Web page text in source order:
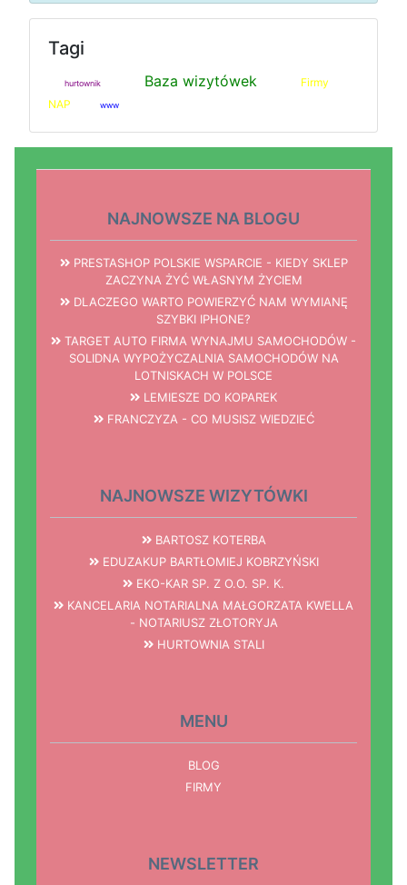
Tagi
hurtownik Baza wizytówek
Firmy
NAP
www
NAJNOWSZE NA BLOGU
PRESTASHOP POLSKIE WSPARCIE - KIEDY SKLEP
ZACZYNA ŻYĆ WŁASNYM ŻYCIEM
DLACZEGO WARTO POWIERZYĆ NAM WYMIANĘ
SZYBKI IPHONE?
TARGET AUTO FIRMA WYNAJMU SAMOCHODÓW -
SOLIDNA WYPOŻYCZALNIA SAMOCHODÓW NA
LOTNISKACH W POLSCE
LEMIESZE DO KOPAREK
FRANCZYZA - CO MUSISZ WIEDZIEĆ
NAJNOWSZE WIZYTÓWKI
BARTOSZ KOTERBA
EDUZAKUP BARTŁOMIEJ KOBRZYŃSKI
EKO-KAR SP. Z O.O. SP. K.
KANCELARIA NOTARIALNA MAŁGORZATA KWELLA
- NOTARIUSZ ZŁOTORYJA
HURTOWNIA STALI
MENU
BLOG
FIRMY
NEWSLETTER